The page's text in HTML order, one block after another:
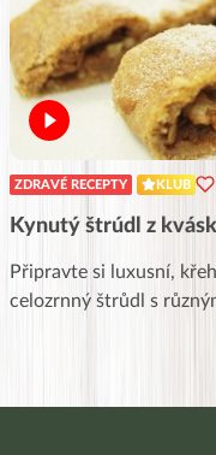
ZDRAVÉ RECEPTY KLUB
Kynutý štrúdl z
Připravte si luxusní,
celozrnný štrůdl s